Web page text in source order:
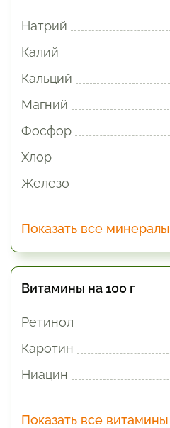
Натрий
Калий
Кальций
Магний
Фосфор
Хлор
Железо
Показать все минералы
Витамины на 100 г
Ретинол
Каротин
Ниацин
Показать все витамины